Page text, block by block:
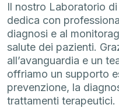
Il nostro Laboratorio
dedica con
diagnosi e al
salute dei pazienti.
all’avanguardia e un
offriamo un supporto
prevenzione, la
trattamenti terapeutici.